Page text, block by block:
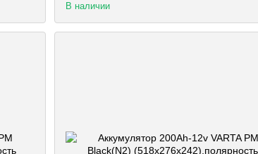
В наличии